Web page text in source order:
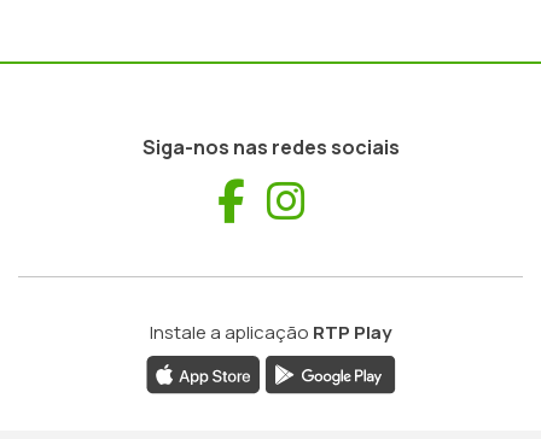
Siga-nos nas redes sociais
Facebook
Instale a aplicação RTP Play